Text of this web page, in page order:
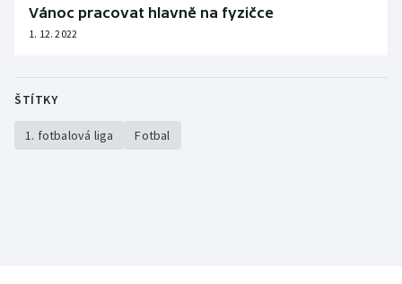
Vánoc pracovat hlavně na fyzičce
1. 12. 2022
ŠTÍTKY
1. fotbalová liga Fotbal